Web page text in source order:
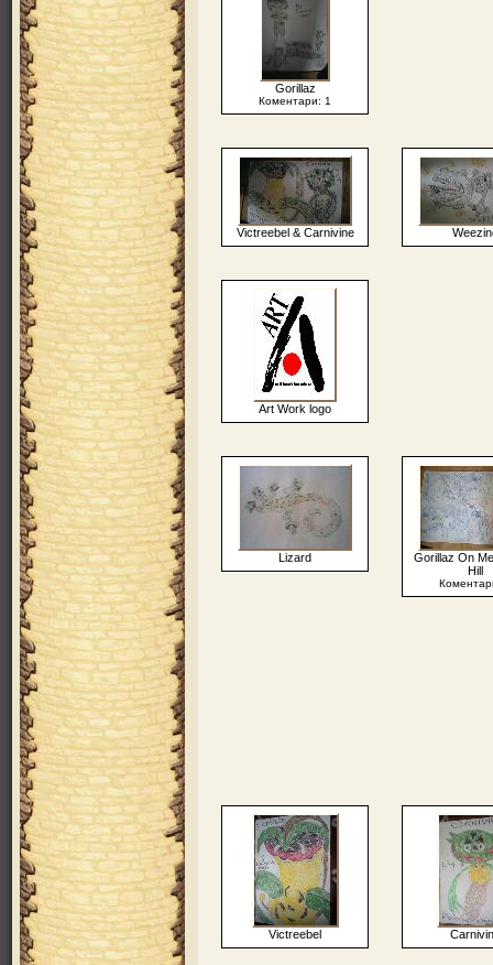
Gorillaz
Коментари: 1
Victreebel & Carnivine
Art Work logo
Lizard
Gorillaz On
Hill
Victreebel